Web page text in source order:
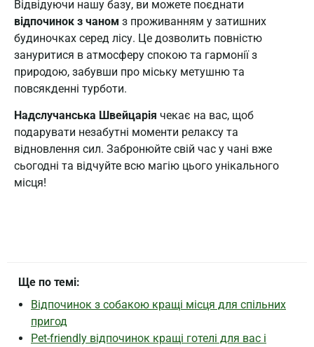
Відвідуючи нашу базу, ви можете поєднати
відпочинок з чаном з проживанням у затишних
будиночках серед лісу. Це дозволить повністю
зануритися в атмосферу спокою та гармонії з
природою, забувши про міську метушню та
повсякденні турботи.
Надслучанська Швейцарія чекає на вас, щоб
подарувати незабутні моменти релаксу та
відновлення сил. Забронюйте свій час у чані вже
сьогодні та відчуйте всю магію цього унікального
місця!
Ще по темі:
Відпочинок з собакою кращі місця для спільних
пригод
Pet-friendly відпочинок кращі готелі для вас і